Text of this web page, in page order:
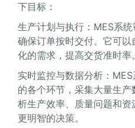
下目标：
生产计划与执行：MES系
确保订单按时交付。它可
化的需求，提高交货准时率。
实时监控与数据分析：
的各个环节，采集大量生
析生产效率、质量问题和
更明智的决策。